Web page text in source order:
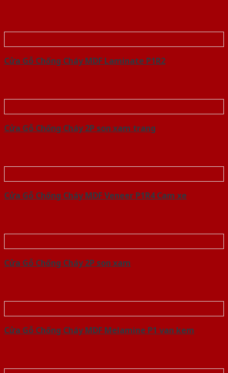
Cửa Gỗ Chống Cháy MDF Laminate P1R2
Cửa Gỗ Chống Cháy 2P son xam trang
Cửa Gỗ Chống Cháy MDF Veneer P1R4 Cam xe
Cửa Gỗ Chống Cháy 2P son xam
Cửa Gỗ Chống Cháy MDF Melamine P1 van kem